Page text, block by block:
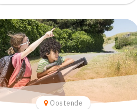
Oostende